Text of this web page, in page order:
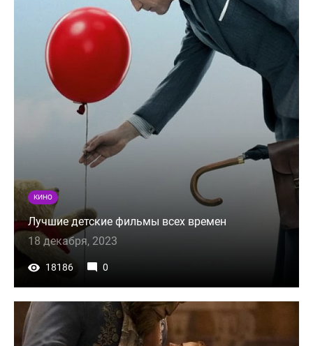
КИНО
Лучшие детские фильмы всех времен
18 декабря, 2023
18186 0